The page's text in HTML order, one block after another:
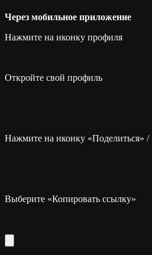
Через мобильное приложение
Нажмите на иконку профиля
Откройте свой профиль
Нажмите на иконку «Поделиться»
Выберите «Копировать ссылку»